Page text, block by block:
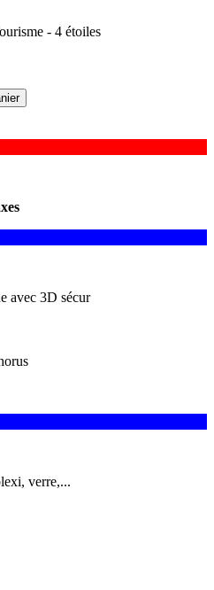
- 4 étoiles
avec 3D sécur
verre,...